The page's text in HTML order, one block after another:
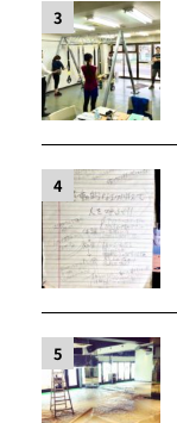
3
4
5